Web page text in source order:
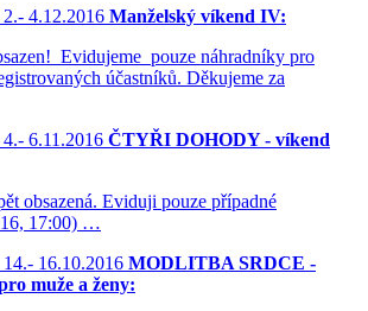
4.12.2016 Manželský víkend IV:
Evidujeme pouze náhradníky pro
účastníků. Děkujeme za
6.11.2016 ČTYŘI DOHODY - víkend
obsazená. Eviduji pouze případné
17:00) …
16.10.2016 MODLITBA SRDCE -
muže a ženy: